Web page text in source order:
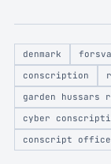
denmark
conscription
garden hussars
cyber
conscript